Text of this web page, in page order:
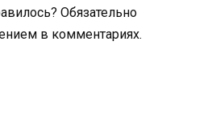
Обязательно
в комментариях.